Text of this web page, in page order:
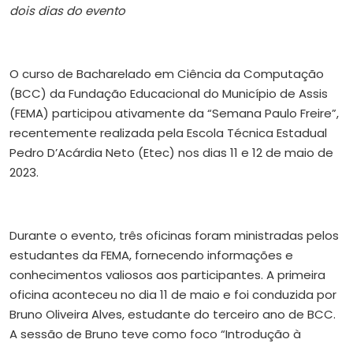
dois dias do evento
O curso de Bacharelado em Ciência da Computação
(BCC) da Fundação Educacional do Município de Assis
(FEMA) participou ativamente da “Semana Paulo Freire”,
recentemente realizada pela Escola Técnica Estadual
Pedro D’Acárdia Neto (Etec) nos dias 11 e 12 de maio de
2023.
Durante o evento, três oficinas foram ministradas pelos
estudantes da FEMA, fornecendo informações e
conhecimentos valiosos aos participantes. A primeira
oficina aconteceu no dia 11 de maio e foi conduzida por
Bruno Oliveira Alves, estudante do terceiro ano de BCC.
A sessão de Bruno teve como foco “Introdução à